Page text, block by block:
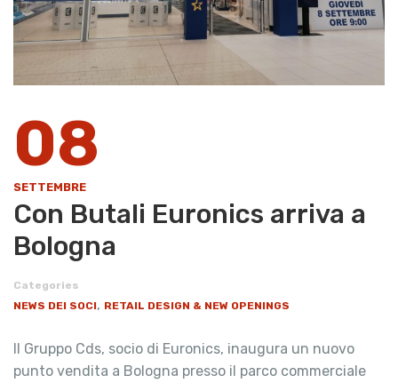
08
SETTEMBRE
Con Butali Euronics arriva a
Bologna
Categories
NEWS DEI SOCI, RETAIL DESIGN & NEW OPENINGS
Il Gruppo Cds, socio di Euronics, inaugura un nuovo
punto vendita a Bologna presso il parco commerciale